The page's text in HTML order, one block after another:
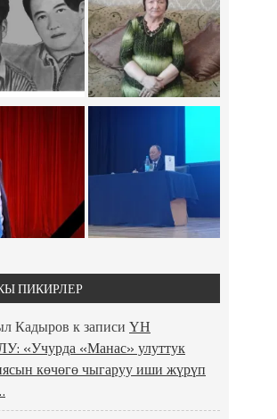
ПИКИРЛЕР
Кадыров к записи ҮН
«Учурда «Манас» улуттук
көчөгө чыгаруу иши жүрүп